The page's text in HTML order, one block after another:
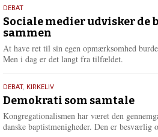
18.
maj
2026
DEBAT
Sociale medier udvisker de
sammen
At have ret til sin egen opmærksomhed
Men i dag er det langt fra tilfældet.
18.
maj
2026
DEBAT, KIRKELIV
Demokrati som samtale
Kongregationalismen har været den
danske baptistmenigheder. Den er besværlig